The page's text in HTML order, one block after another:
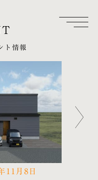
ト情報
11月8日